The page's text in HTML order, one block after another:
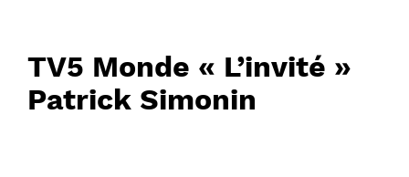
TV5 Monde « L’invité »
Patrick Simonin